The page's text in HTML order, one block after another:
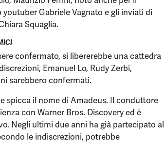
Gabriele Vagnato e gli inviati di
Squaglia.
confermato, si libererebbe una cattedra
Emanuel Lo, Rudy Zerbi,
sarebbero confermati.
spicca il nome di Amadeus. Il conduttore
con Warner Bros. Discovery ed è
Negli ultimi due anni ha già partecipato al
le indiscrezioni, potrebbe